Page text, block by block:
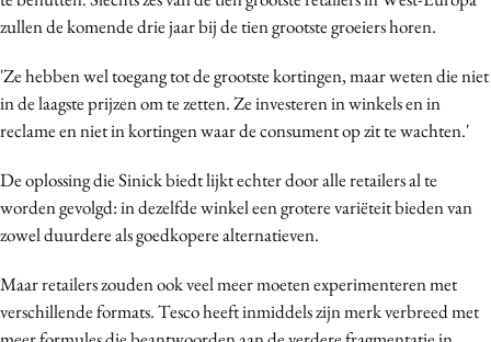
zullen de komende drie jaar bij de tien grootste groeiers horen.
'Ze hebben wel toegang tot de grootste kortingen, maar weten die niet
in de laagste prijzen om te zetten. Ze investeren in winkels en in
reclame en niet in kortingen waar de consument op zit te wachten.'
De oplossing die Sinick biedt lijkt echter door alle retailers al te
worden gevolgd: in dezelfde winkel een grotere variëteit bieden van
zowel duurdere als goedkopere alternatieven.
Maar retailers zouden ook veel meer moeten experimenteren met
verschillende formats. Tesco heeft inmiddels zijn merk verbreed met